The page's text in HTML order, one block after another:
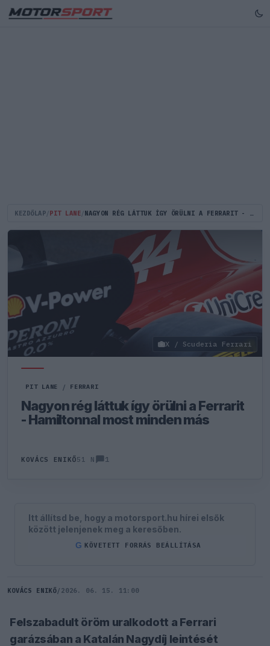
KEZDŐLAP PIT LANE NAGYON RÉG LÁTTUK ÍGY ÖRÜLNI A FERRARIT - HAMILTONNAL MOST MINDEN MÁS
X / Scuderia Ferrari
PIT LANE / FERRARI
Nagyon rég láttuk így örülni a Ferrarit
- Hamiltonnal most minden más
KOVÁCS ENIKŐ51 N 1
Itt állítsd be, hogy a motorsport.hu hírei elsők
között jelenjenek meg a keresőben.
G KÖVETETT FORRÁS BEÁLLÍTÁSA
KOVÁCS ENIKŐ/ 2026. 06. 15. 11:00
Felszabadult öröm uralkodott a Ferrari
garázsában a Katalán Nagydíj leintését